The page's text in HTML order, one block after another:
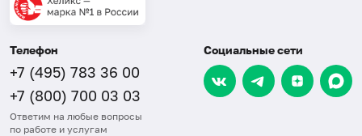
Телефон
+7 (495) 783 36 00
+7 (800) 700 03 03
Ответим на любые вопросы
по работе и услугам
Социальные сети